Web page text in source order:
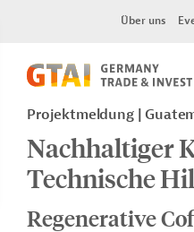
Über uns
Projektmeldung
Nachhaltiger
Technische
Regenerative